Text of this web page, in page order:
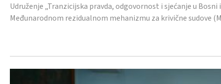
Udruženje „Tranzicijska pravda, odgovornost i sjećanje u
Međunarodnom rezidualnom mehanizmu za krivične sudove